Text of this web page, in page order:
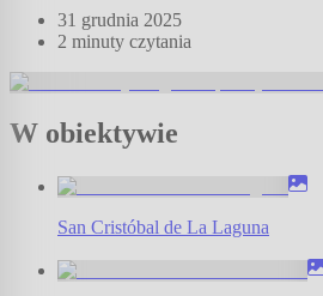
31 grudnia 2025
2 minuty czytania
W obiektywie
San Cristóbal de La Laguna